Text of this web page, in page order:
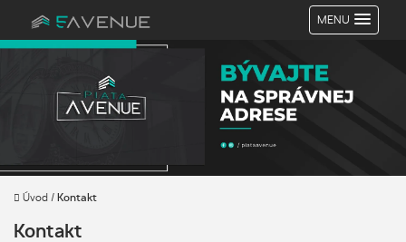
MENU
Úvod / Kontakt
Kontakt